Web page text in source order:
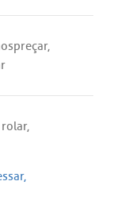
,
rolar,
,